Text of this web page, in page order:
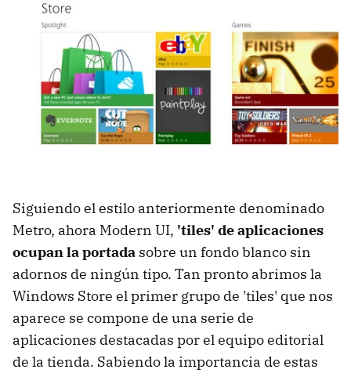
Siguiendo el estilo anteriormente denominado
Metro, ahora Modern UI, 'tiles' de aplicaciones
ocupan la portada sobre un fondo blanco sin
adornos de ningún tipo. Tan pronto abrimos la
Windows Store el primer grupo de 'tiles' que nos
aparece se compone de una serie de
aplicaciones destacadas por el equipo editorial
de la tienda. Sabiendo la importancia de estas